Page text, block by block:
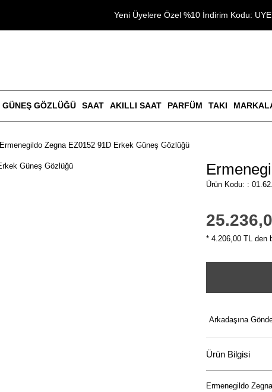
Yeni Üyelere Özel %10 İndirim Kodu:
GÜNEŞ GÖZLÜĞÜ SAAT AKILLI SAAT PARFÜM TAKI
Ermenegildo Zegna EZ0152 91D Erkek Güneş Gözlüğü
Ürün Kodu: :
* 4.206,00 TL den
Arkadaşına
Ürün Bilgisi
Ermenegildo